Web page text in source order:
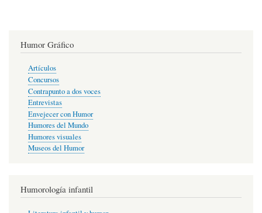
Humor Gráfico
Artículos
Concursos
Contrapunto a dos voces
Entrevistas
Envejecer con Humor
Humores del Mundo
Humores visuales
Museos del Humor
Humorología infantil